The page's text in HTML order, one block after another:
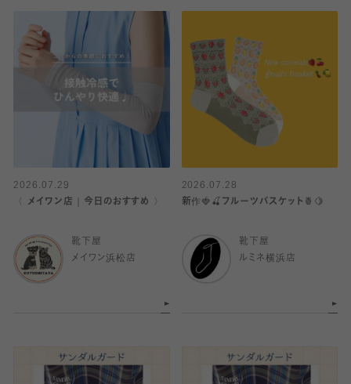
2026.07.29
〈 メイワン店｜今日のおすすめ 〉
靴下屋
メイワン浜松店
2026.07.28
新作🍓🍒フルーツバスケット🍍🍋
靴下屋
ルミネ横浜店